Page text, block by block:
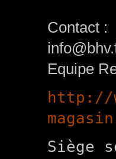
Contact :
Equipe
http://
Siège